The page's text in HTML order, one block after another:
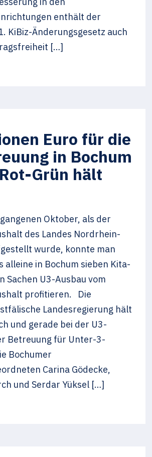
enthält der
KiBiz-Änderungsgesetz auch
[…]
Euro für die
in Bochum
Grün hält
Oktober, als der
des Landes Nordrhein-
wurde, konnte man
alleine in Bochum sieben Kita-
Sachen U3-Ausbau vom
profitieren. Die
Landesregierung hält
und gerade bei der U3-
Betreuung für Unter-3-
Bochumer
Carina Gödecke,
und Serdar Yüksel […]